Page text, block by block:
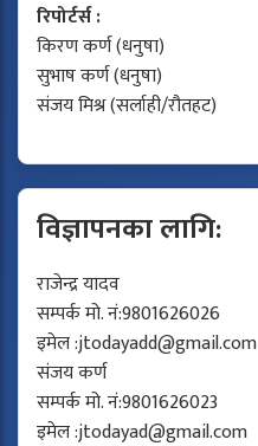
रिपोर्टर्स :
किरण कर्ण (धनुषा)
सुभाष कर्ण (धनुषा)
संजय मिश्र (सर्लाही/रौतहट)
विज्ञापनका लागि:
राजेन्द्र यादव
सम्पर्क मो. नं:9801626026
इमेल :jtodayadd@gmail.com
संजय कर्ण
सम्पर्क मो. नं:9801626023
इमेल :jtodayad@gmail.com